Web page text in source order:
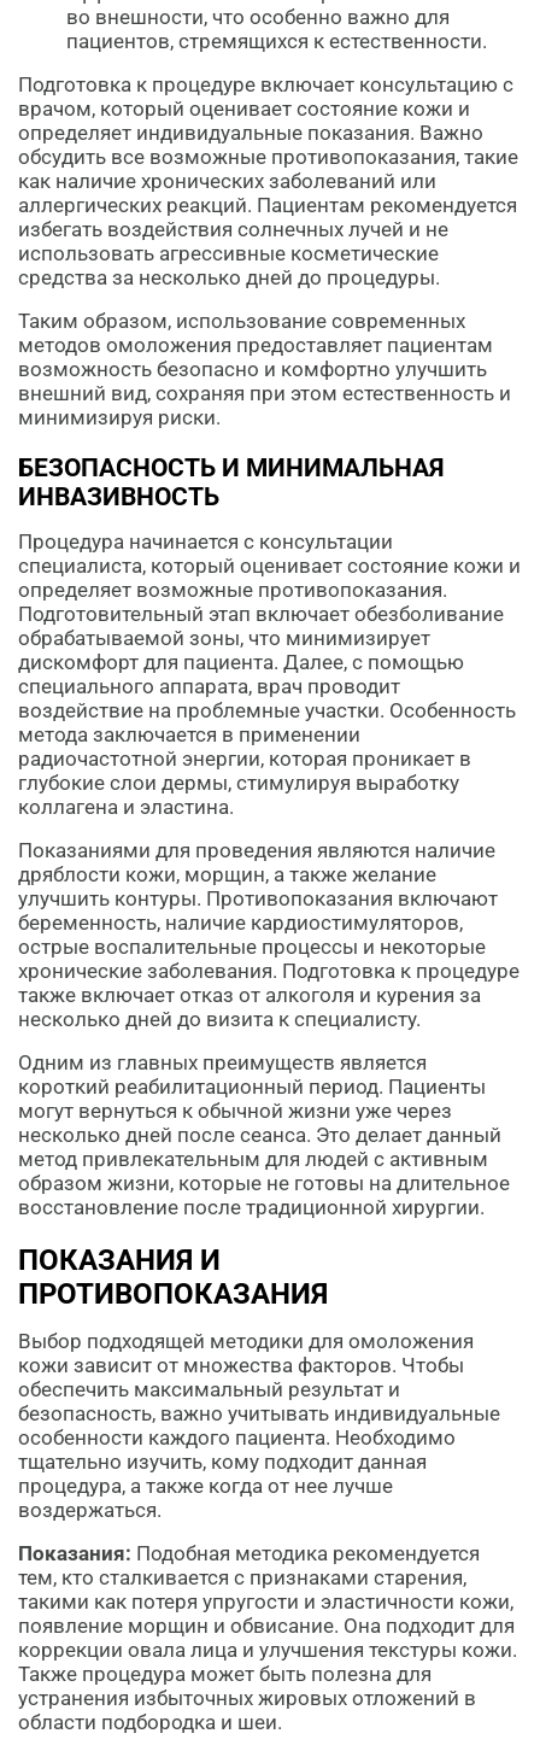
во внешности, что особенно важно для
пациентов, стремящихся к естественности.
Подготовка к процедуре включает консультацию с
врачом, который оценивает состояние кожи и
определяет индивидуальные показания. Важно
обсудить все возможные противопоказания, такие
как наличие хронических заболеваний или
аллергических реакций. Пациентам рекомендуется
избегать воздействия солнечных лучей и не
использовать агрессивные косметические
средства за несколько дней до процедуры.
Таким образом, использование современных
методов омоложения предоставляет пациентам
возможность безопасно и комфортно улучшить
внешний вид, сохраняя при этом естественность и
минимизируя риски.
БЕЗОПАСНОСТЬ И МИНИМАЛЬНАЯ
ИНВАЗИВНОСТЬ
Процедура начинается с консультации
специалиста, который оценивает состояние кожи и
определяет возможные противопоказания.
Подготовительный этап включает обезболивание
обрабатываемой зоны, что минимизирует
дискомфорт для пациента. Далее, с помощью
специального аппарата, врач проводит
воздействие на проблемные участки. Особенность
метода заключается в применении
радиочастотной энергии, которая проникает в
глубокие слои дермы, стимулируя выработку
коллагена и эластина.
Показаниями для проведения являются наличие
дряблости кожи, морщин, а также желание
улучшить контуры. Противопоказания включают
беременность, наличие кардиостимуляторов,
острые воспалительные процессы и некоторые
хронические заболевания. Подготовка к процедуре
также включает отказ от алкоголя и курения за
несколько дней до визита к специалисту.
Одним из главных преимуществ является
короткий реабилитационный период. Пациенты
могут вернуться к обычной жизни уже через
несколько дней после сеанса. Это делает данный
метод привлекательным для людей с активным
образом жизни, которые не готовы на длительное
восстановление после традиционной хирургии.
ПОКАЗАНИЯ И
ПРОТИВОПОКАЗАНИЯ
Выбор подходящей методики для омоложения
кожи зависит от множества факторов. Чтобы
обеспечить максимальный результат и
безопасность, важно учитывать индивидуальные
особенности каждого пациента. Необходимо
тщательно изучить, кому подходит данная
процедура, а также когда от нее лучше
воздержаться.
Показания: Подобная методика рекомендуется
тем, кто сталкивается с признаками старения,
такими как потеря упругости и эластичности кожи,
появление морщин и обвисание. Она подходит для
коррекции овала лица и улучшения текстуры кожи.
Также процедура может быть полезна для
устранения избыточных жировых отложений в
области подбородка и шеи.